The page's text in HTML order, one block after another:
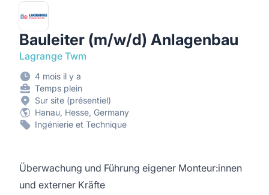
Bauleiter (m/w/d) Anlagenbau
Lagrange Twm
4 mois il y a
Temps plein
Sur site (présentiel)
Hanau, Hesse, Germany
Ingénierie et Technique
Überwachung und Führung eigener Monteur:innen
und externer Kräfte